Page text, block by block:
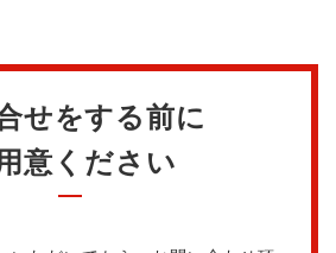
せをする前に
意ください